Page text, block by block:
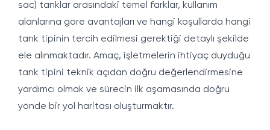
sac) tanklar arasındaki temel farklar, kullanım
alanlarına göre avantajları ve hangi koşullarda hangi
tank tipinin tercih edilmesi gerektiği detaylı şekilde
ele alınmaktadır. Amaç, işletmelerin ihtiyaç duyduğu
tank tipini teknik açıdan doğru değerlendirmesine
yardımcı olmak ve sürecin ilk aşamasında doğru
yönde bir yol haritası oluşturmaktır.